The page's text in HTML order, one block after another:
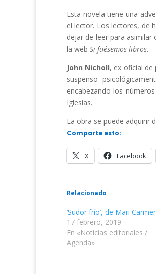
Esta novela tiene una
el lector. Los lectores, de
dejar de leer para
la web Si fuésemos libros.
John Nicholl, ex oficial
suspenso
encabezando los
Iglesias.
La obra se puede adquirir
Comparte esto:
X Facebook
Relacionado
‘Sudor frío’, de Mari
17 febrero, 2019
En «Noticias editoriales /
Agenda»